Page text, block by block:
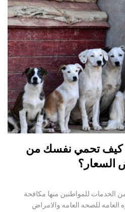
كيف تحمي نفسك من
السعار؟
الخدمات للمواطنين منها مكافحة
للصحه العامه والامراض